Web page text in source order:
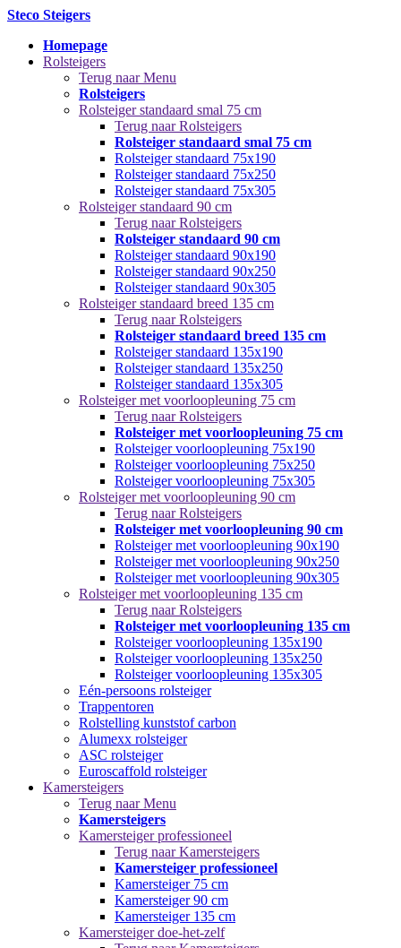
Steco Steigers
Homepage
Rolsteigers
Terug naar Menu
Rolsteigers
Rolsteiger standaard smal 75 cm
Terug naar Rolsteigers
Rolsteiger standaard smal 75 cm
Rolsteiger standaard 75x190
Rolsteiger standaard 75x250
Rolsteiger standaard 75x305
Rolsteiger standaard 90 cm
Terug naar Rolsteigers
Rolsteiger standaard 90 cm
Rolsteiger standaard 90x190
Rolsteiger standaard 90x250
Rolsteiger standaard 90x305
Rolsteiger standaard breed 135 cm
Terug naar Rolsteigers
Rolsteiger standaard breed 135 cm
Rolsteiger standaard 135x190
Rolsteiger standaard 135x250
Rolsteiger standaard 135x305
Rolsteiger met voorloopleuning 75 cm
Terug naar Rolsteigers
Rolsteiger met voorloopleuning 75 cm
Rolsteiger voorloopleuning 75x190
Rolsteiger voorloopleuning 75x250
Rolsteiger voorloopleuning 75x305
Rolsteiger met voorloopleuning 90 cm
Terug naar Rolsteigers
Rolsteiger met voorloopleuning 90 cm
Rolsteiger met voorloopleuning 90x190
Rolsteiger met voorloopleuning 90x250
Rolsteiger met voorloopleuning 90x305
Rolsteiger met voorloopleuning 135 cm
Terug naar Rolsteigers
Rolsteiger met voorloopleuning 135 cm
Rolsteiger voorloopleuning 135x190
Rolsteiger voorloopleuning 135x250
Rolsteiger voorloopleuning 135x305
Eén-persoons rolsteiger
Trappentoren
Rolstelling kunststof carbon
Alumexx rolsteiger
ASC rolsteiger
Euroscaffold rolsteiger
Kamersteigers
Terug naar Menu
Kamersteigers
Kamersteiger professioneel
Terug naar Kamersteigers
Kamersteiger professioneel
Kamersteiger 75 cm
Kamersteiger 90 cm
Kamersteiger 135 cm
Kamersteiger doe-het-zelf